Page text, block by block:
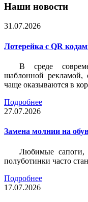
Наши новости
31.07.2026
Лотерейка c QR
В среде
шаблонной рекламой,
чаще оказываются в
Подробнее
27.07.2026
Замена молнии на
Любимые сапоги,
полуботинки часто
Подробнее
17.07.2026